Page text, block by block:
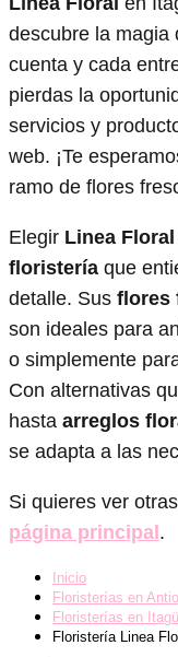
descubre la magia
cuenta y cada
pierdas la
servicios y
web. ¡Te
ramo de flores
Elegir Linea Floral
floristería que
detalle. Sus flores
son ideales para
o simplemente
Con alternativas
hasta arreglos
se adapta a las
Si quieres ver
página principal.
Inicio
Floristerías en
Floristerías en
Floristería Linea